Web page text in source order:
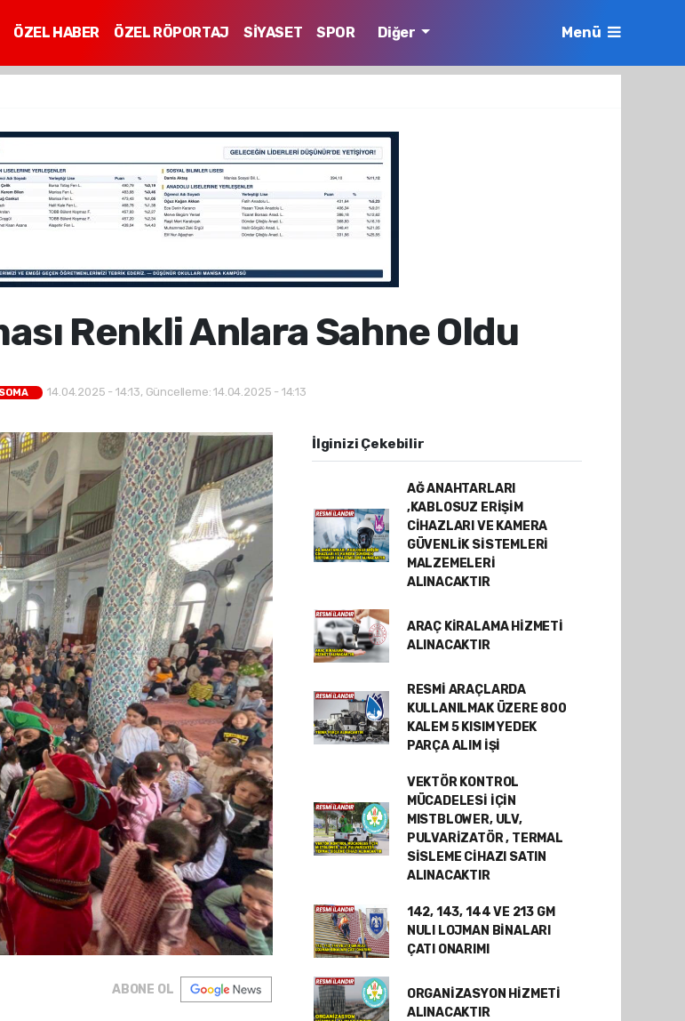
ÖZEL HABER ÖZEL RÖPORTAJ SİYASET
SPOR
Diğer Menü
Renkli Anlara Sahne Oldu
14.04.2025 - 14:13, Güncelleme: 14.04.2025 - 14:13
ABONE OL
İlginizi Çekebilir
AĞ ANAHTARLARI
,KABLOSUZ ERİŞİM
CİHAZLARI VE KAMERA
GÜVENLİK SİSTEMLERİ
MALZEMELERİ
ALINACAKTIR
ARAÇ KİRALAMA HİZMETİ
ALINACAKTIR
RESMİ ARAÇLARDA
KULLANILMAK ÜZERE 800
KALEM 5 KISIM YEDEK
PARÇA ALIM İŞİ
VEKTÖR KONTROL
MÜCADELESİ İÇİN
MISTBLOWER, ULV,
PULVARİZATÖR , TERMAL
SİSLEME CİHAZI SATIN
ALINACAKTIR
142, 143, 144 VE 213 GM
NULI LOJMAN BİNALARI
ÇATI ONARIMI
ORGANİZASYON HİZMETİ
ALINACAKTIR